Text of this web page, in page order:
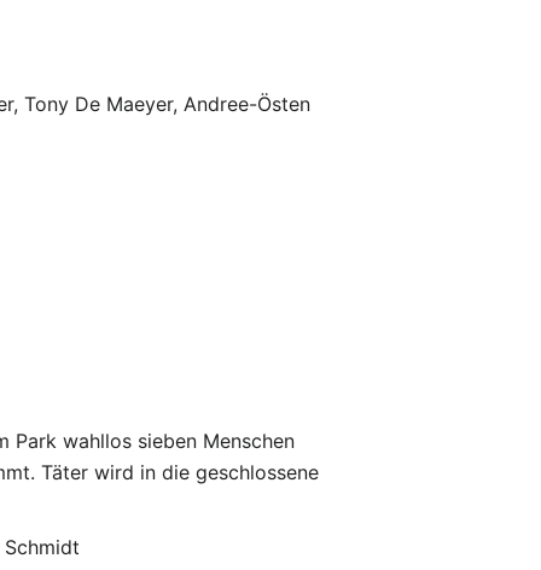
Tony De Maeyer, Andree-Östen
Park wahllos sieben Menschen
Täter wird in die geschlossene